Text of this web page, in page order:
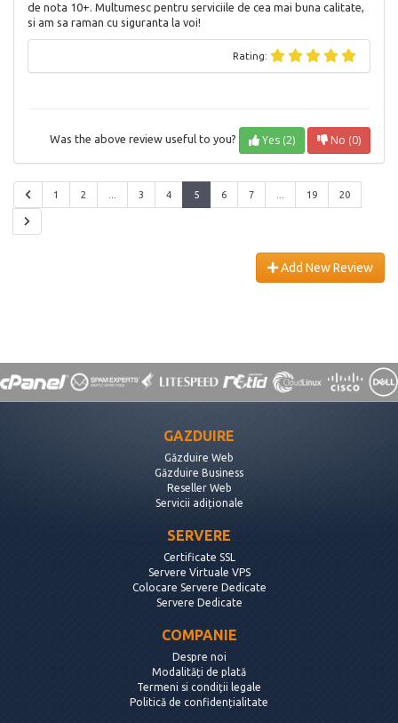
de nota 10+. Multumesc pentru serviciile de cea mai buna calitate,
si am sa raman cu siguranta la voi!
Rating:
Was the above review useful to you? Yes (2) No (0)
1 2 3 4 5 6 7 19 20
Add New Review
GAZDUIRE
Găzduire Web
Găzduire Business
Reseller Web
Servicii adiționale
SERVERE
Certificate SSL
Servere Virtuale VPS
Colocare Servere Dedicate
Servere Dedicate
COMPANIE
Despre noi
Modalități de plată
Termeni si condiții legale
Politică de confidențialitate